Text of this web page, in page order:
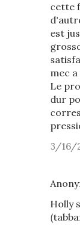
cette
est
mec
Le
dur
3/16/
Holly